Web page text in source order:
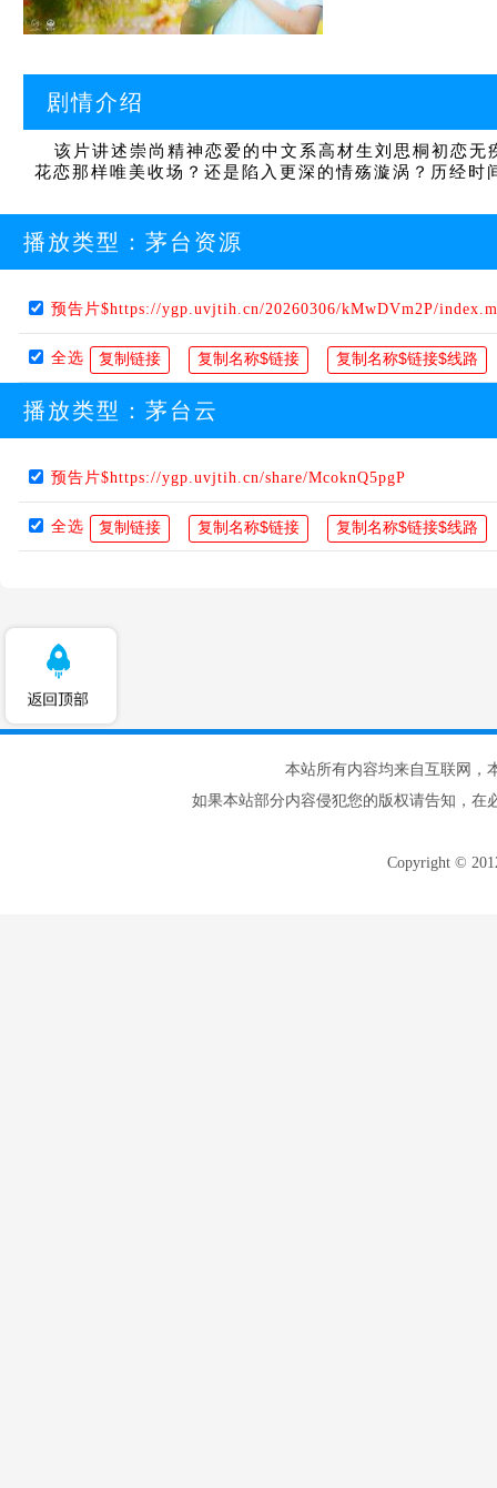
剧情介绍
该片讲述崇尚精神恋爱的中文系高材生刘思桐初恋无
花恋那样唯美收场？还是陷入更深的情殇漩涡？历经
播放类型： 茅台资源
预告片$https://ygp.uvjtih.cn/20260306/kMwDVm2P/
全选
播放类型： 茅台云
预告片$https://ygp.uvjtih.cn/share/McoknQ5pgP
全选
本站所有内容均来自互联网，
如果本站部分内容侵犯您的版权请告知，在
Copyright ©